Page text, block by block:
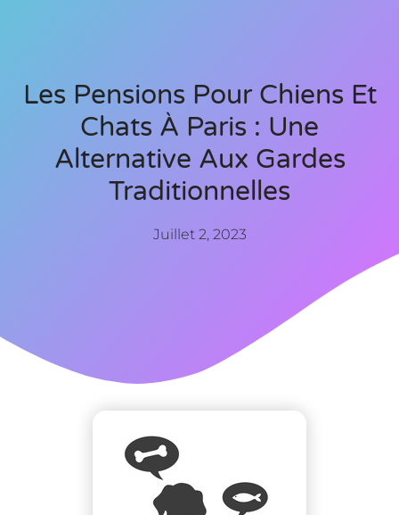
Les Pensions Pour Chiens Et
Chats À Paris : Une
Alternative Aux Gardes
Traditionnelles
Juillet 2, 2023